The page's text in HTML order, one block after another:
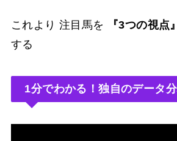
これより 注目馬を 『3つの視点』
する
1分でわかる！独自のデータ